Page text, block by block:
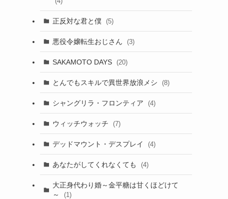
正反対な君と僕 (5)
悪役令嬢転生おじさん (3)
SAKAMOTO DAYS (20)
とんでもスキルで異世界放浪メシ (8)
シャングリラ・フロンティア (4)
ウィッチウォッチ (7)
デッドマウント・デスプレイ (4)
あなたがしてくれなくても (4)
大正身代わり婚～金平糖は甘くほどけて
～
(1)